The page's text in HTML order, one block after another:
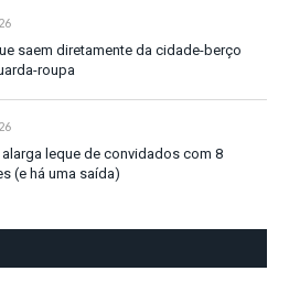
saem diretamente da cidade-berço
roupa
leque de convidados com 8
(e há uma saída)